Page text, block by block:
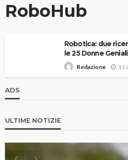
RoboHub
Robotica: due
le 25 Donne
Redazione 11
ADS
ULTIME NOTIZIE